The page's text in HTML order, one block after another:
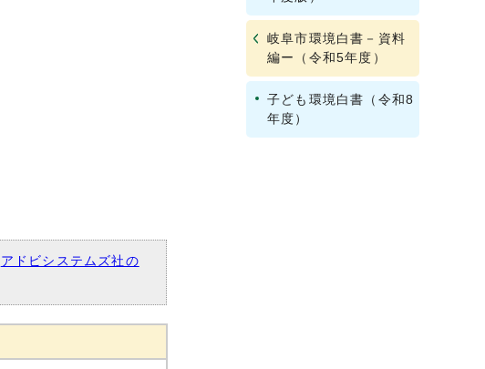
アドビシステムズ社の
岐阜市環境白書－資料
編ー（令和5年度）
子ども環境白書（令和8
年度）